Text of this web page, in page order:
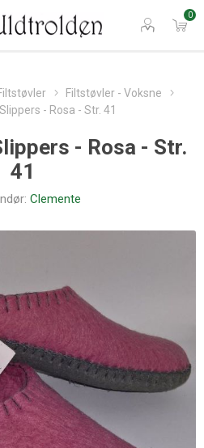
0
Filtstøvler - Voksne
- Rosa - Str. 41
- Rosa - Str.
41
Clemente